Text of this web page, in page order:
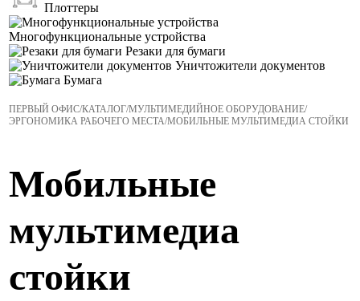
Плоттеры
Многофункциональные устройства
Резаки для бумаги
Уничтожители документов
Бумага
ПЕРВЫЙ ОФИС/КАТАЛОГ/МУЛЬТИМЕДИЙНОЕ ОБОРУДОВАНИЕ/
ЭРГОНОМИКА РАБОЧЕГО МЕСТА/МОБИЛЬНЫЕ МУЛЬТИМЕДИА СТОЙКИ
Мобильные
мультимедиа
стойки